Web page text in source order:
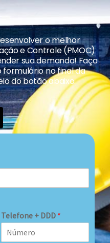
o melhor
e Controle (PMOC)
sua demanda! Faça
no final da
do botão abaixo.
Telefone + DDD *